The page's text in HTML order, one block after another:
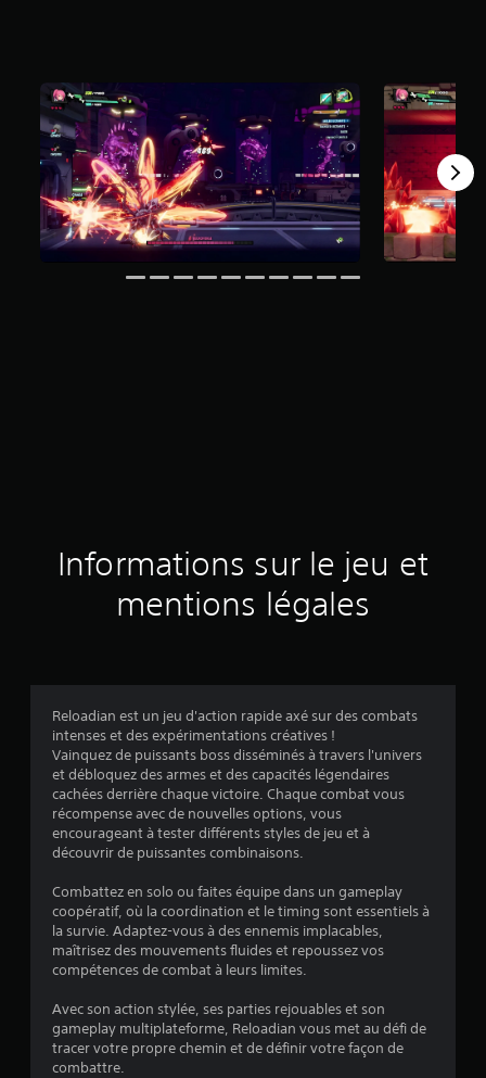
Informations sur le jeu et
mentions légales
Reloadian est un jeu d'action rapide axé sur des combats
intenses et des expérimentations créatives !
Vainquez de puissants boss disséminés à travers l'univers
et débloquez des armes et des capacités légendaires
cachées derrière chaque victoire. Chaque combat vous
récompense avec de nouvelles options, vous
encourageant à tester différents styles de jeu et à
découvrir de puissantes combinaisons.
Combattez en solo ou faites équipe dans un gameplay
coopératif, où la coordination et le timing sont essentiels à
la survie. Adaptez-vous à des ennemis implacables,
maîtrisez des mouvements fluides et repoussez vos
compétences de combat à leurs limites.
Avec son action stylée, ses parties rejouables et son
gameplay multiplateforme, Reloadian vous met au défi de
tracer votre propre chemin et de définir votre façon de
combattre.